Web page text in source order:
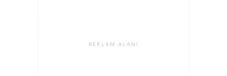
REKLAM ALANI